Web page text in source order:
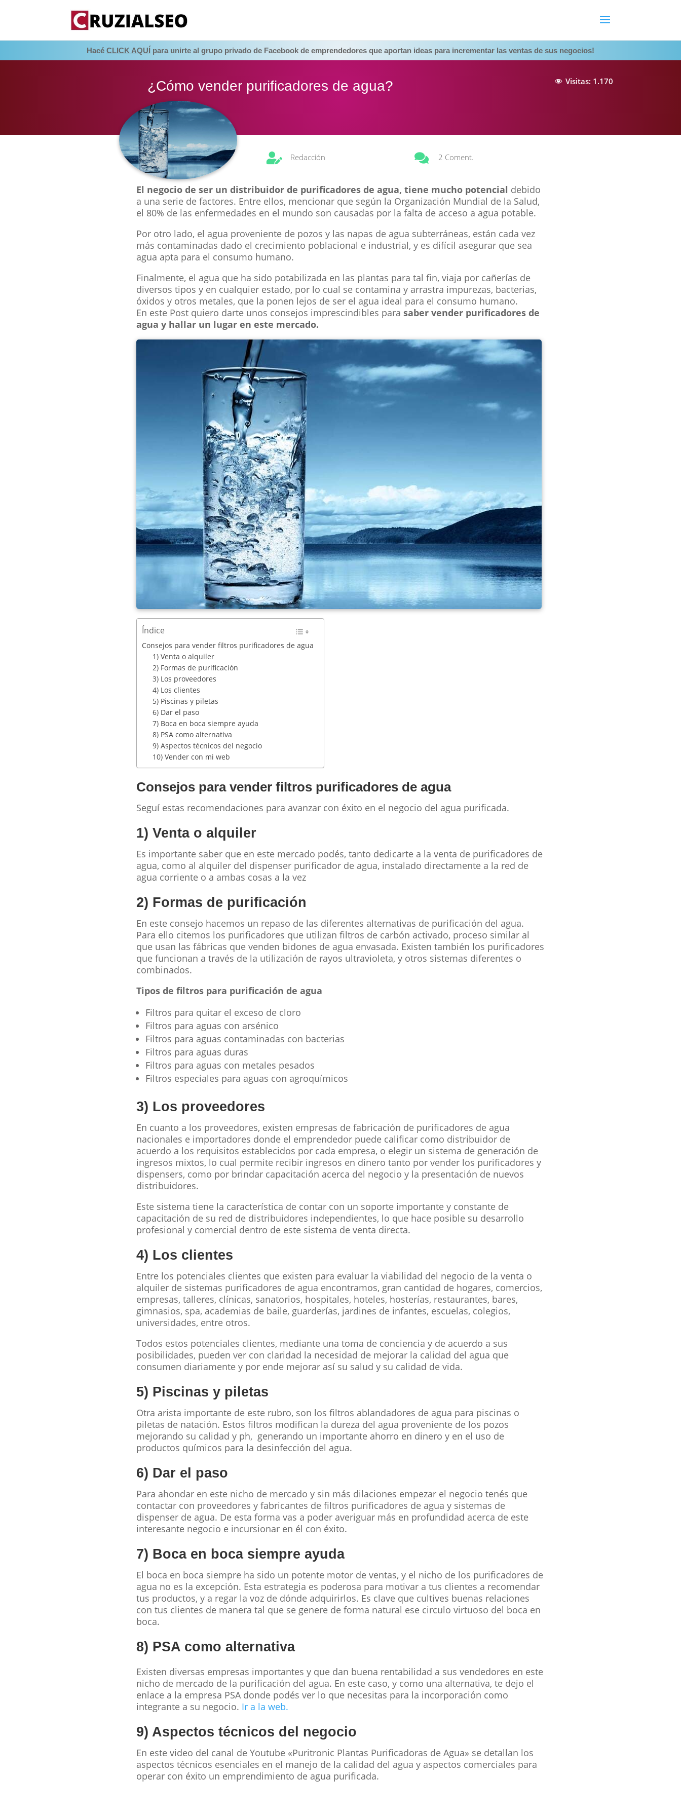
Hacé CLICK AQUÍ para unirte al grupo privado de Facebook de emprendedores que aportan ideas para incrementar las ventas de sus negocios!
¿Cómo vender purificadores de agua? Visitas: 1.170
 Redacción  2 Coment.
El negocio de ser un distribuidor de purificadores de agua, tiene mucho potencial debido
a una serie de factores. Entre ellos, mencionar que según la Organización Mundial de la Salud,
el 80% de las enfermedades en el mundo son causadas por la falta de acceso a agua potable.
Por otro lado, el agua proveniente de pozos y las napas de agua subterráneas, están cada vez
más contaminadas dado el crecimiento poblacional e industrial, y es difícil asegurar que sea
agua apta para el consumo humano.
Finalmente, el agua que ha sido potabilizada en las plantas para tal fin, viaja por cañerías de
diversos tipos y en cualquier estado, por lo cual se contamina y arrastra impurezas, bacterias,
óxidos y otros metales, que la ponen lejos de ser el agua ideal para el consumo humano.
En este Post quiero darte unos consejos imprescindibles para saber vender purificadores de
agua y hallar un lugar en este mercado.
Índice
Consejos para vender filtros purificadores de agua
1) Venta o alquiler
2) Formas de purificación
3) Los proveedores
4) Los clientes
5) Piscinas y piletas
6) Dar el paso
7) Boca en boca siempre ayuda
8) PSA como alternativa
9) Aspectos técnicos del negocio
10) Vender con mi web
Consejos para vender filtros purificadores de agua
Seguí estas recomendaciones para avanzar con éxito en el negocio del agua purificada.
1) Venta o alquiler
Es importante saber que en este mercado podés, tanto dedicarte a la venta de purificadores de
agua, como al alquiler del dispenser purificador de agua, instalado directamente a la red de
agua corriente o a ambas cosas a la vez
2) Formas de purificación
En este consejo hacemos un repaso de las diferentes alternativas de purificación del agua.
Para ello citemos los purificadores que utilizan filtros de carbón activado, proceso similar al
que usan las fábricas que venden bidones de agua envasada. Existen también los purificadores
que funcionan a través de la utilización de rayos ultravioleta, y otros sistemas diferentes o
combinados.
Tipos de filtros para purificación de agua
Filtros para quitar el exceso de cloro
Filtros para aguas con arsénico
Filtros para aguas contaminadas con bacterias
Filtros para aguas duras
Filtros para aguas con metales pesados
Filtros especiales para aguas con agroquímicos
3) Los proveedores
En cuanto a los proveedores, existen empresas de fabricación de purificadores de agua
nacionales e importadores donde el emprendedor puede calificar como distribuidor de
acuerdo a los requisitos establecidos por cada empresa, o elegir un sistema de generación de
ingresos mixtos, lo cual permite recibir ingresos en dinero tanto por vender los purificadores y
dispensers, como por brindar capacitación acerca del negocio y la presentación de nuevos
distribuidores.
Este sistema tiene la característica de contar con un soporte importante y constante de
capacitación de su red de distribuidores independientes, lo que hace posible su desarrollo
profesional y comercial dentro de este sistema de venta directa.
4) Los clientes
Entre los potenciales clientes que existen para evaluar la viabilidad del negocio de la venta o
alquiler de sistemas purificadores de agua encontramos, gran cantidad de hogares, comercios,
empresas, talleres, clínicas, sanatorios, hospitales, hoteles, hosterías, restaurantes, bares,
gimnasios, spa, academias de baile, guarderías, jardines de infantes, escuelas, colegios,
universidades, entre otros.
Todos estos potenciales clientes, mediante una toma de conciencia y de acuerdo a sus
posibilidades, pueden ver con claridad la necesidad de mejorar la calidad del agua que
consumen diariamente y por ende mejorar así su salud y su calidad de vida.
5) Piscinas y piletas
Otra arista importante de este rubro, son los filtros ablandadores de agua para piscinas o
piletas de natación. Estos filtros modifican la dureza del agua proveniente de los pozos
mejorando su calidad y ph, generando un importante ahorro en dinero y en el uso de
productos químicos para la desinfección del agua.
6) Dar el paso
Para ahondar en este nicho de mercado y sin más dilaciones empezar el negocio tenés que
contactar con proveedores y fabricantes de filtros purificadores de agua y sistemas de
dispenser de agua. De esta forma vas a poder averiguar más en profundidad acerca de este
interesante negocio e incursionar en él con éxito.
7) Boca en boca siempre ayuda
El boca en boca siempre ha sido un potente motor de ventas, y el nicho de los purificadores de
agua no es la excepción. Esta estrategia es poderosa para motivar a tus clientes a recomendar
tus productos, y a regar la voz de dónde adquirirlos. Es clave que cultives buenas relaciones
con tus clientes de manera tal que se genere de forma natural ese circulo virtuoso del boca en
boca.
8) PSA como alternativa
Existen diversas empresas importantes y que dan buena rentabilidad a sus vendedores en este
nicho de mercado de la purificación del agua. En este caso, y como una alternativa, te dejo el
enlace a la empresa PSA donde podés ver lo que necesitas para la incorporación como
integrante a su negocio. Ir a la web.
9) Aspectos técnicos del negocio
En este video del canal de Youtube «Puritronic Plantas Purificadoras de Agua» se detallan los
aspectos técnicos esenciales en el manejo de la calidad del agua y aspectos comerciales para
operar con éxito un emprendimiento de agua purificada.